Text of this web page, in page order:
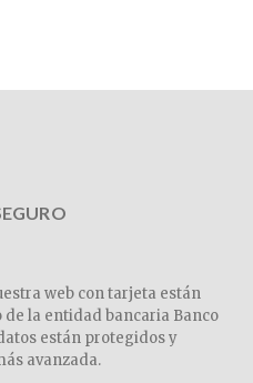
web con tarjeta están
la entidad bancaria Banco
están protegidos y
avanzada.